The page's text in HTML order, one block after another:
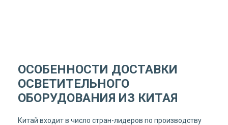
ОСОБЕННОСТИ ДОСТАВКИ
ОСВЕТИТЕЛЬНОГО
ОБОРУДОВАНИЯ ИЗ КИТАЯ
Китай входит в число стран-лидеров по производству